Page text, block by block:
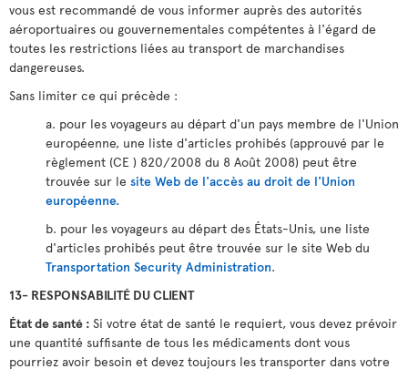
vous est recommandé de vous informer auprès des autorités
aéroportuaires ou gouvernementales compétentes à l'égard de
toutes les restrictions liées au transport de marchandises
dangereuses.
Sans limiter ce qui précède :
a. pour les voyageurs au départ d'un pays membre de l'Union
européenne, une liste d'articles prohibés (approuvé par le
règlement (CE ) 820/2008 du 8 Août 2008) peut être
trouvée sur le site Web de l'accès au droit de l'Union
européenne.
b. pour les voyageurs au départ des États-Unis, une liste
d'articles prohibés peut être trouvée sur le site Web du
Transportation Security Administration.
13- RESPONSABILITÉ DU CLIENT
État de santé : Si votre état de santé le requiert, vous devez prévoir
une quantité suffisante de tous les médicaments dont vous
pourriez avoir besoin et devez toujours les transporter dans votre